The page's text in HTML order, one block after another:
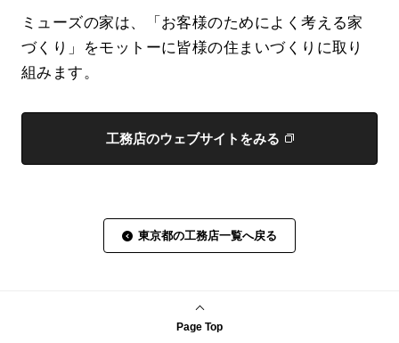
ミューズの家は、「お客様のためによく考える家
づくり」をモットーに皆様の住まいづくりに取り
組みます。
工務店のウェブサイトをみる
東京都の工務店一覧へ戻る
Page Top